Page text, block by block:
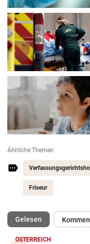
Ähnliche Themen
Friseur
Gelesen(ausgewählt)
ÖSTERREICH